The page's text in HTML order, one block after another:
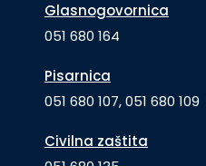
Glasnogovornica
051 680 164
Pisarnica
051 680 107, 051 680 109
Civilna zaštita